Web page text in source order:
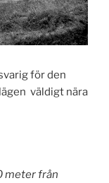
för den
väldigt nära
meter från